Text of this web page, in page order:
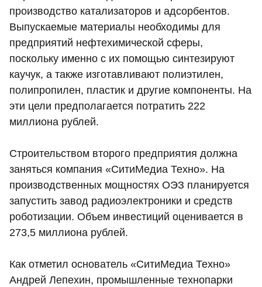
производство катализаторов и адсорбентов.
Выпускаемые материалы необходимы для
предприятий нефтехимической сферы,
поскольку именно с их помощью синтезируют
каучук, а также изготавливают полиэтилен,
полипропилен, пластик и другие компоненты. На
эти цели предполагается потратить 222
миллиона рублей.
Строительством второго предприятия должна
заняться компания «СитиМедиа Техно». На
производственных мощностях ОЭЗ планируется
запустить завод радиоэлектроники и средств
роботизации. Объем инвестиций оценивается в
273,5 миллиона рублей.
Как отметил основатель «СитиМедиа Техно»
Андрей Лепехин, промышленные технопарки